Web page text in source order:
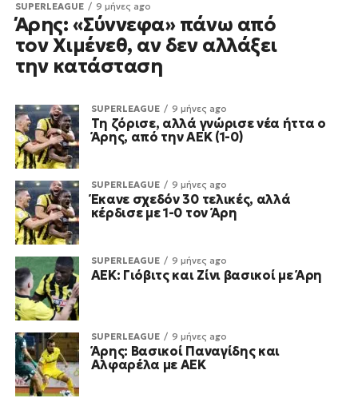
SUPERLEAGUE 9 μήνες ago
Άρης: «Σύννεφα» πάνω από
τον Χιμένεθ, αν δεν αλλάξει
την κατάσταση
SUPERLEAGUE 9 μήνες ago
Τη ζόρισε, αλλά γνώρισε νέα ήττα ο
Άρης, από την ΑΕΚ (1-0)
SUPERLEAGUE 9 μήνες ago
Έκανε σχεδόν 30 τελικές, αλλά
κέρδισε με 1-0 τον Άρη
SUPERLEAGUE 9 μήνες ago
ΑΕΚ: Γιόβιτς και Ζίνι βασικοί με Άρη
SUPERLEAGUE 9 μήνες ago
Άρης: Βασικοί Παναγίδης και
Αλφαρέλα με ΑΕΚ